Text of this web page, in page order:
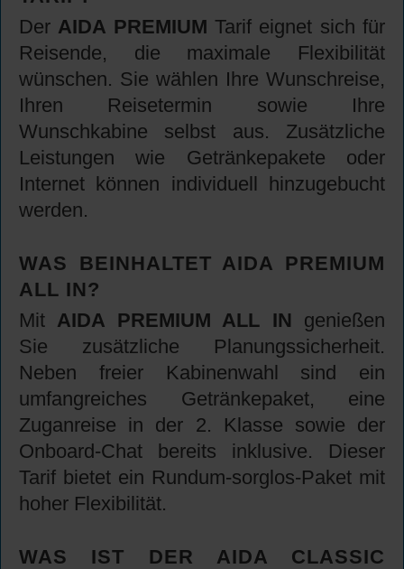
Der AIDA PREMIUM Tarif eignet sich für
Reisende, die maximale Flexibilität
wünschen. Sie wählen Ihre Wunschreise,
Ihren Reisetermin sowie Ihre
Wunschkabine selbst aus. Zusätzliche
Leistungen wie Getränkepakete oder
Internet können individuell hinzugebucht
werden.
WAS BEINHALTET AIDA PREMIUM
ALL IN?
Mit AIDA PREMIUM ALL IN genießen
Sie zusätzliche Planungssicherheit.
Neben freier Kabinenwahl sind ein
umfangreiches Getränkepaket, eine
Zuganreise in der 2. Klasse sowie der
Onboard-Chat bereits inklusive. Dieser
Tarif bietet ein Rundum-sorglos-Paket mit
hoher Flexibilität.
WAS IST DER AIDA CLASSIC